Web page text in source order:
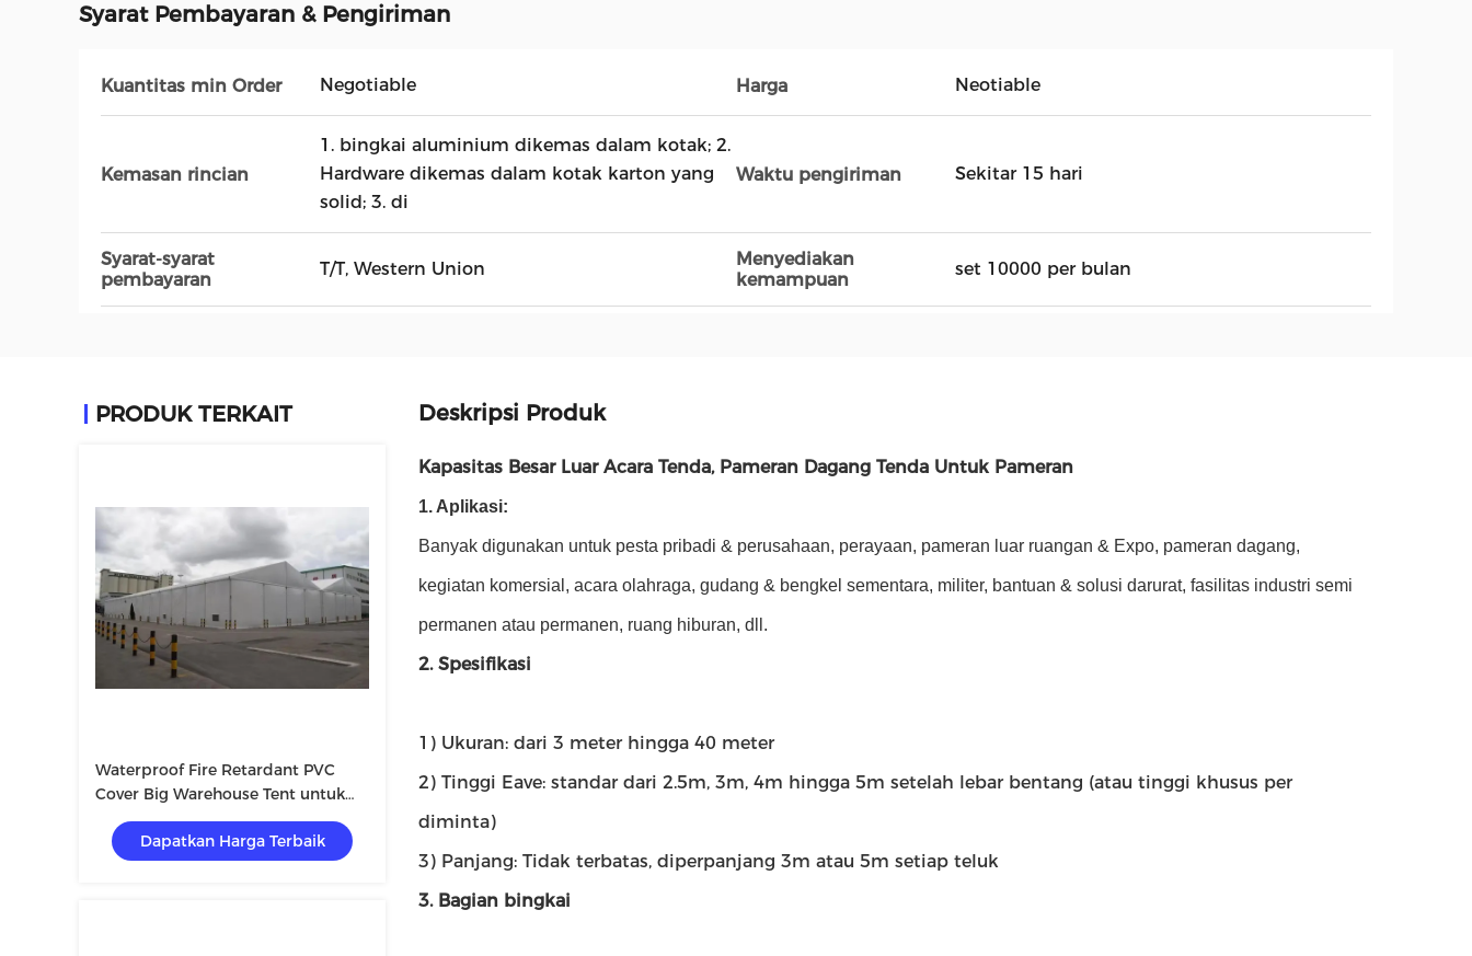
Syarat Pembayaran & Pengiriman
Kuantitas min Order Negotiable Harga Neotiable
Kemasan rincian
1. bingkai aluminium dikemas dalam kotak; 2.
Hardware dikemas dalam kotak karton yang
solid; 3. di
Waktu pengiriman Sekitar 15 hari
Syarat-syarat
pembayaran
T/T, Western Union
Menyediakan
kemampuan
set 10000 per bulan
PRODUK TERKAIT
Waterproof Fire Retardant PVC
Cover Big Warehouse Tent untuk
Menyimpan
Dapatkan Harga Terbaik
Deskripsi Produk
Kapasitas Besar Luar Acara Tenda, Pameran Dagang Tenda Untuk Pameran
1. Aplikasi:
Banyak digunakan untuk pesta pribadi & perusahaan, perayaan, pameran luar ruangan & Expo, pameran dagang,
kegiatan komersial, acara olahraga, gudang & bengkel sementara, militer, bantuan & solusi darurat, fasilitas industri semi
permanen atau permanen, ruang hiburan, dll.
2. Spesifikasi
1) Ukuran: dari 3 meter hingga 40 meter
2) Tinggi Eave: standar dari 2.5m, 3m, 4m hingga 5m setelah lebar bentang (atau tinggi khusus per
diminta)
3) Panjang: Tidak terbatas, diperpanjang 3m atau 5m setiap teluk
3. Bagian bingkai